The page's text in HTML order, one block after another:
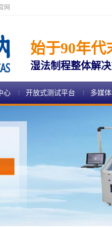
网
始于90年代
湿法制程整体解
心 开放式测试平台 多媒